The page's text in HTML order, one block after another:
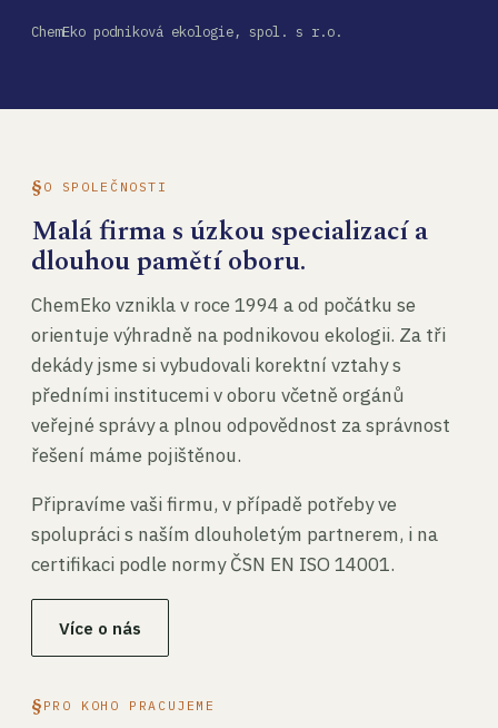
ChemEko podniková ekologie, spol. s r.o.
O SPOLEČNOSTI
Malá firma s úzkou specializací a
dlouhou pamětí oboru.
ChemEko vznikla v roce 1994 a od počátku se
orientuje výhradně na podnikovou ekologii. Za tři
dekády jsme si vybudovali korektní vztahy s
předními institucemi v oboru včetně orgánů
veřejné správy a plnou odpovědnost za správnost
řešení máme pojištěnou.
Připravíme vaši firmu, v případě potřeby ve
spolupráci s naším dlouholetým partnerem, i na
certifikaci podle normy ČSN EN ISO 14001.
Více o nás
PRO KOHO PRACUJEME